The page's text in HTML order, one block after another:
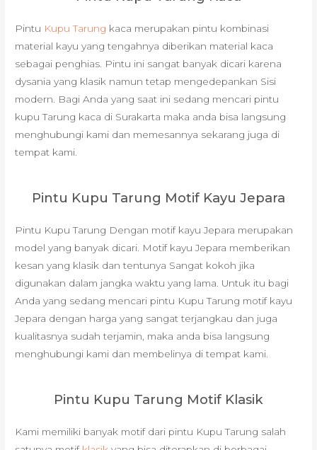
Pintu Kupu Tarung kaca merupakan pintu kombinasi
material kayu yang tengahnya diberikan material kaca
sebagai penghias. Pintu ini sangat banyak dicari karena
dysania yang klasik namun tetap mengedepankan Sisi
modern. Bagi Anda yang saat ini sedang mencari pintu
kupu Tarung kaca di Surakarta maka anda bisa langsung
menghubungi kami dan memesannya sekarang juga di
tempat kami.
Pintu Kupu Tarung Motif Kayu Jepara
Pintu Kupu Tarung Dengan motif kayu Jepara merupakan
model yang banyak dicari. Motif kayu Jepara memberikan
kesan yang klasik dan tentunya Sangat kokoh jika
digunakan dalam jangka waktu yang lama. Untuk itu bagi
Anda yang sedang mencari pintu Kupu Tarung motif kayu
Jepara dengan harga yang sangat terjangkau dan juga
kualitasnya sudah terjamin, maka anda bisa langsung
menghubungi kami dan membelinya di tempat kami.
Pintu Kupu Tarung Motif Klasik
Kami memiliki banyak motif dari pintu Kupu Tarung salah